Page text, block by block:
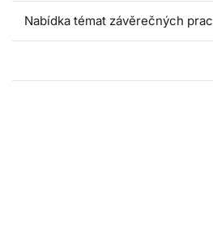
Nabídka témat závěrečných